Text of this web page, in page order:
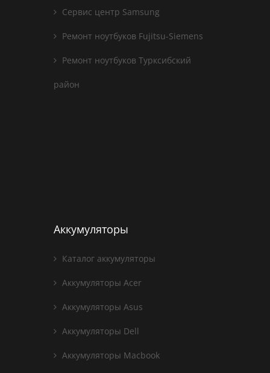
Сервис центр Samsung
Ремонт ноутбуков Fujitsu-Siemens
Ремонт ноутбуков Турксибский
район
Аккумуляторы
Каталог аккумуляторы
Аккумуляторы Acer
Аккумуляторы Asus
Аккумуляторы Dell
Аккумуляторы Macbook